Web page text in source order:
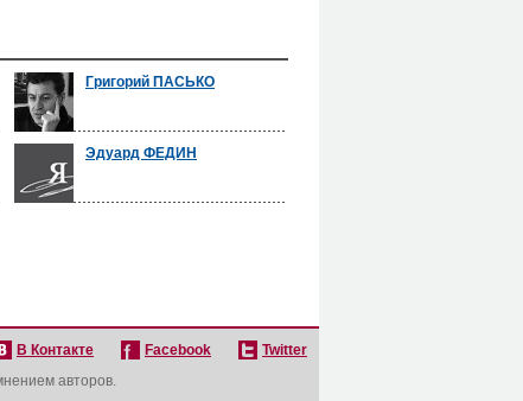
Григорий ПАСЬКО
Эдуард ФЕДИН
В Контакте Facebook
Twitter
авторов.